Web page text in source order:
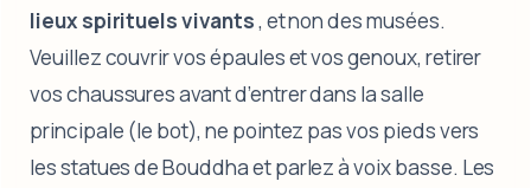
lieux spirituels vivants, et non des musées.
Veuillez couvrir vos épaules et vos genoux, retirer
vos chaussures avant d’entrer dans la salle
principale (le bot), ne pointez pas vos pieds vers
les statues de Bouddha et parlez à voix basse. Les